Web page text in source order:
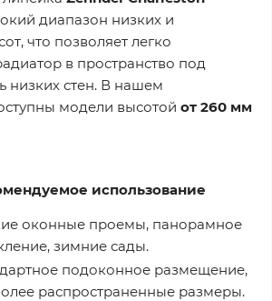
диапазон низких и
что позволяет легко
в пространство под
низких стен. В нашем
модели высотой от 260 мм
использование
оконные проемы, панорамное
зимние сады.
подоконное размещение,
распространенные размеры.